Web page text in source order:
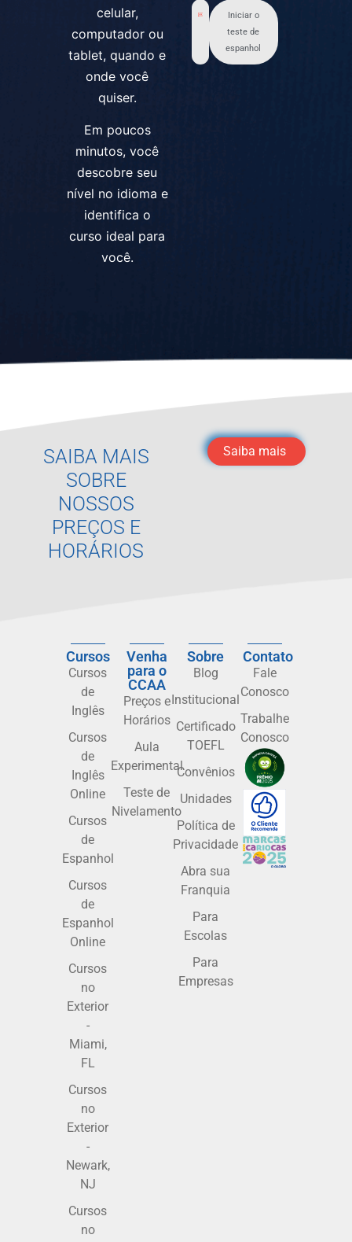
celular,
computador ou
tablet, quando e
onde você
quiser.
Em poucos
minutos, você
descobre seu
nível no idioma e
identifica o
curso ideal para
você.
Iniciar o
teste de
espanhol
SAIBA MAIS
SOBRE
NOSSOS
PREÇOS E
HORÁRIOS
Saiba mais
Cursos
Cursos
de
Inglês
Cursos
de
Inglês
Online
Cursos
de
Espanhol
Cursos
de
Espanhol
Online
Cursos
no
Exterior
-
Miami,
FL
Cursos
no
Exterior
-
Newark,
NJ
Cursos
no
Venha
para o
CCAA
Preços e
Horários
Aula
Experimental
Teste de
Nivelamento
Sobre
Blog
Institucional
Certificado
TOEFL
Convênios
Unidades
Política de
Privacidade
Abra sua
Franquia
Para
Escolas
Para
Empresas
Contato
Fale
Conosco
Trabalhe
Conosco